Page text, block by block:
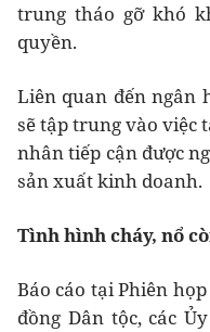
trung tháo gỡ khó
quyền.
Liên quan đến ngân
sẽ tập trung vào việc
nhân tiếp cận được
sản xuất kinh doanh.
Tình hình cháy, nổ
Báo cáo tại Phiên
đồng Dân tộc, các